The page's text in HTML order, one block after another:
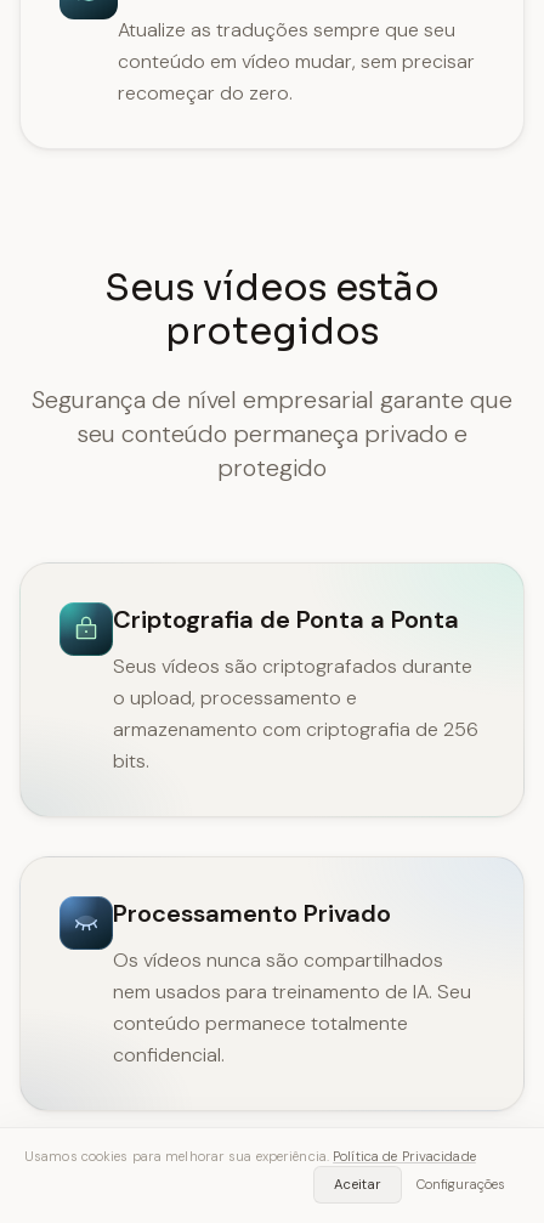
Atualize as traduções sempre que seu
conteúdo em vídeo mudar, sem precisar
recomeçar do zero.
Seus vídeos estão
protegidos
Segurança de nível empresarial garante que
seu conteúdo permaneça privado e
protegido
Criptografia de Ponta a Ponta
Seus vídeos são criptografados durante
o upload, processamento e
armazenamento com criptografia de 256
bits.
Processamento Privado
Os vídeos nunca são compartilhados
nem usados para treinamento de IA. Seu
conteúdo permanece totalmente
confidencial.
Exclusão Automática
Usamos cookies para melhorar sua experiência. Política de Privacidade
Aceitar
Configurações